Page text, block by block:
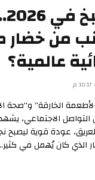
من
عالمية؟
الخارقة” و”صحة
الاجتماعي،
عودة قوية ليصبح